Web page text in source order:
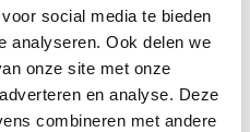
social media te bieden
analyseren. Ook delen we
onze site met onze
en analyse. Deze
combineren met andere